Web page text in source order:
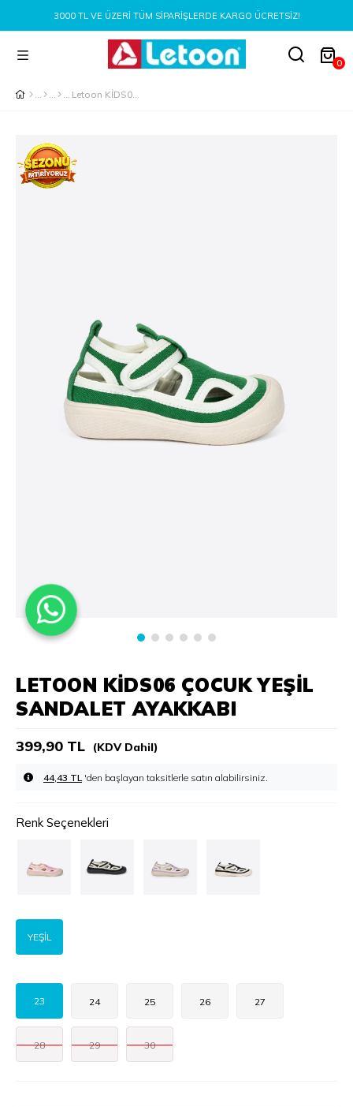
3000 TL VE ÜZERI TÜM SIPARIŞLERDE KARGO ÜCRETSIZ!
0
Letoon KİDS06 Çocuk Yeşil Sandalet Ayakkabı
LETOON KİDS06 ÇOCUK YEŞIL
SANDALET AYAKKABI
399,90 TL (KDV Dahil)
44,43 TL 'den başlayan taksitlerle
Renk Seçenekleri
YEŞİL
23 24 25 26 27
28 29 30